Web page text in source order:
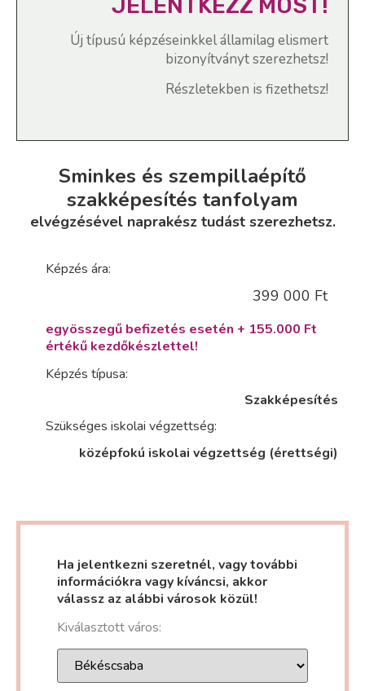
Új típusú képzéseinkkel államilag elismert
bizonyítványt szerezhetsz!
Részletekben is fizethetsz!
Sminkes és szempillaépítő
szakképesítés tanfolyam
elvégzésével naprakész tudást szerezhetsz.
Képzés ára:
399 000 Ft
egyösszegű befizetés esetén + 155.000 Ft
értékű kezdőkészlettel!
Képzés típusa:
Szakképesítés
Szükséges iskolai végzettség:
középfokú iskolai végzettség (érettségi)
Ha jelentkezni szeretnél, vagy további
információkra vagy kíváncsi, akkor
válassz az alábbi városok közül!
Kiválasztott város: